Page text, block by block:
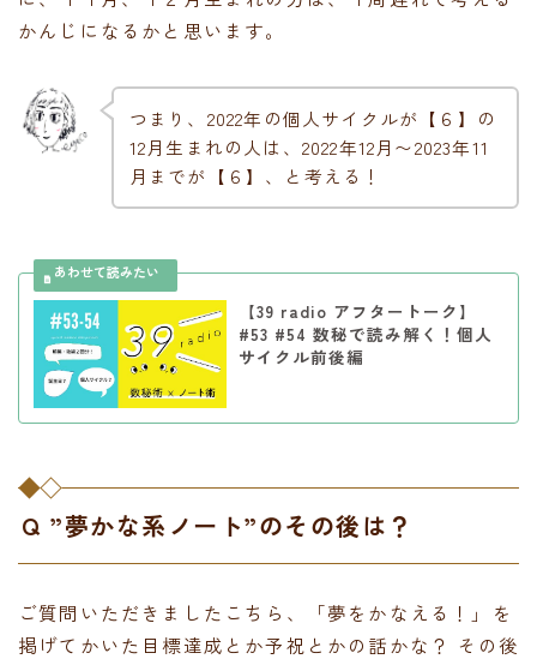
かんじになるかと思います。
つまり、2022年の個人サイクルが【６】の
12月生まれの人は、2022年12月〜2023年11
月までが【６】、と考える！
【39 radio アフタートーク】
#53 #54 数秘で読み解く！個人
サイクル前後編
Q ”夢かな系ノート”のその後は？
ご質問いただきましたこちら、「夢をかなえる！」を
掲げてかいた目標達成とか予祝とかの話かな？ その後